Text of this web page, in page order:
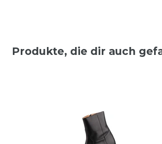
Produkte, die dir auch